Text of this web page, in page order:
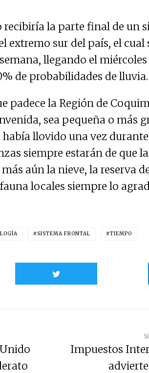
recibiría la parte final de un
extremo sur del país, el cual
llegando el
de probabilidades de lluvia.
padece la Región de
sea pequeña o más
llovido una vez
siempre estarán de que
aún la nieve, la reserva
locales siempre lo
SISTEMA FRONTAL TIEMPO
Impuestos